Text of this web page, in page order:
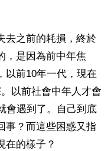
去之前的耗損，終於
，是因為前中年焦
以前10年一代，現在
以前社會中年人才會
會遇到了。自己到底
事？而這些困惑又指
在的樣子？